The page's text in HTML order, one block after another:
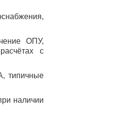
ОПУ,
с
типичные
наличии